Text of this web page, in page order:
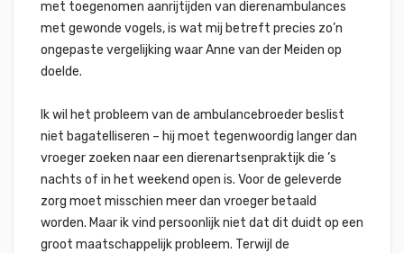
met toegenomen aanrijtijden van dierenambulances
met gewonde vogels, is wat mij betreft precies zo’n
ongepaste vergelijking waar Anne van der Meiden op
doelde.
Ik wil het probleem van de ambulancebroeder beslist
niet bagatelliseren – hij moet tegenwoordig langer dan
vroeger zoeken naar een dierenartsenpraktijk die ’s
nachts of in het weekend open is. Voor de geleverde
zorg moet misschien meer dan vroeger betaald
worden. Maar ik vind persoonlijk niet dat dit duidt op een
groot maatschappelijk probleem. Terwijl de